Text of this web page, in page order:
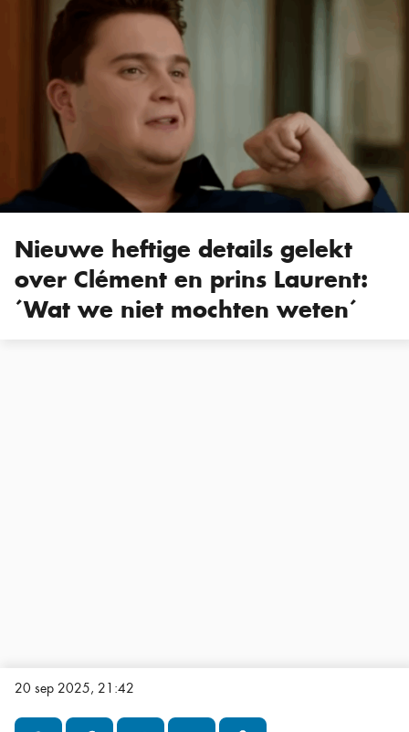
Nieuwe heftige details gelekt
over Clément en prins Laurent:
´Wat we niet mochten weten´
20 sep 2025, 21:42